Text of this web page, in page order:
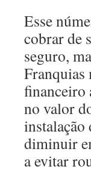
Esse
cobrar de
seguro,
Franquias
financeiro
no valor
instalação
diminuir
a evitar